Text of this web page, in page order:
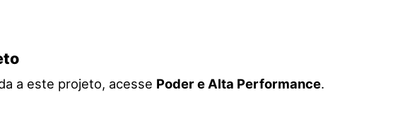
a este projeto, acesse Poder e Alta Performance.